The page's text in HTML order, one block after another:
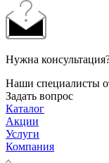
Нужна
Наши специалисты
Задать вопрос
Каталог
Акции
Услуги
Компания